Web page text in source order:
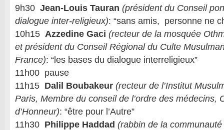
9h30 Jean-Louis Tauran (président du Conseil
dialogue inter-religieux): “sans amis, personne ne
10h15 Azzedine Gaci (recteur de la mosquée
et président du Conseil Régional du Culte
France): “les bases du dialogue interreligieux”
11h00 pause
11h15 Dalil Boubakeur (recteur de l’Institut
Paris, Membre du conseil de l’ordre des médecins,
d’Honneur): “être pour l’Autre”
11h30 Philippe Haddad (rabbin de la